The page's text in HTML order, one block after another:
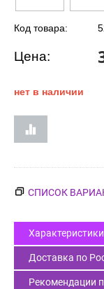
Код товара:
Цена:
нет в наличии
СПИСОК
Характеристики
Доставка по
Рекомендации